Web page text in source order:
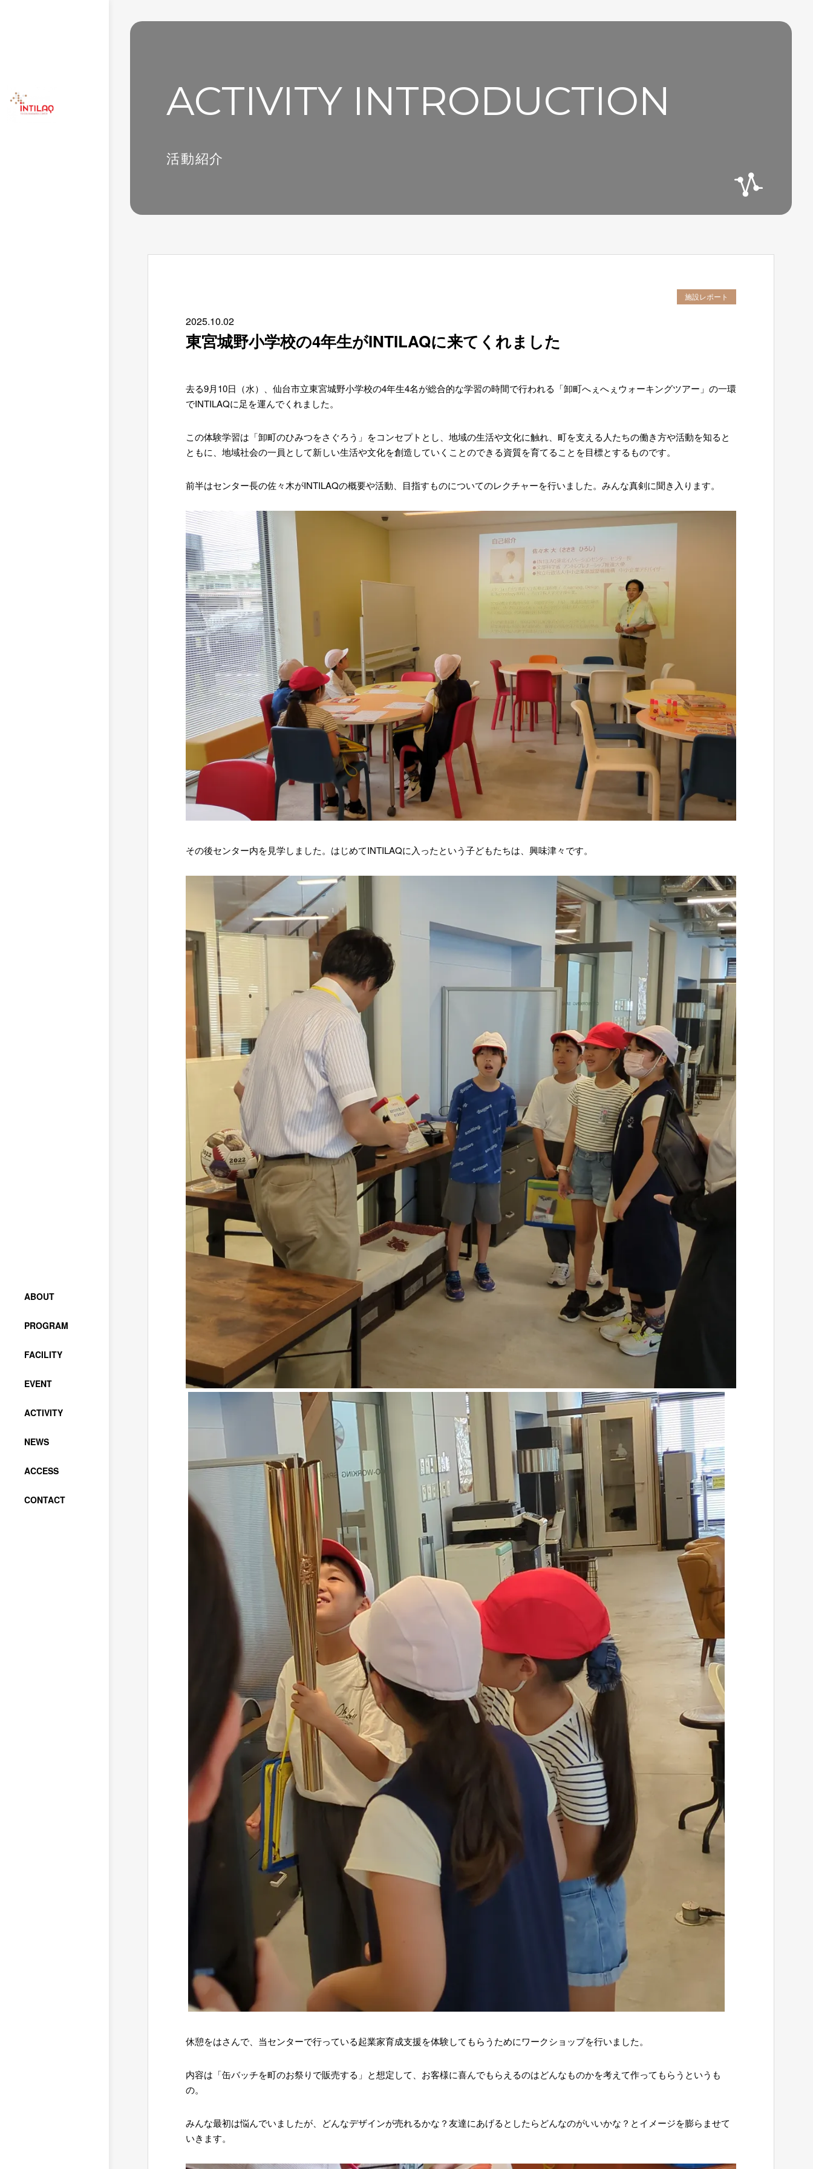
ABOUT
PROGRAM
FACILITY
EVENT
ACTIVITY
NEWS
ACCESS
CONTACT
ACTIVITY INTRODUCTION
活動紹介
施設レポート
2025.10.02
東宮城野小学校の4年生がINTILAQに来てくれました
去る9月10日（水）、仙台市立東宮城野小学校の4年生4名が総合的な学習の時間で行われる「卸町へぇへぇウォーキングツアー」の一環
でINTILAQに足を運んでくれました。
この体験学習は「卸町のひみつをさぐろう」をコンセプトとし、地域の生活や文化に触れ、町を支える人たちの働き方や活動を知ると
ともに、地域社会の一員として新しい生活や文化を創造していくことのできる資質を育てることを目標とするものです。
前半はセンター長の佐々木がINTILAQの概要や活動、目指すものについてのレクチャーを行いました。みんな真剣に聞き入ります。
その後センター内を見学しました。はじめてINTILAQに入ったという子どもたちは、興味津々です。
休憩をはさんで、当センターで行っている起業家育成支援を体験してもらうためにワークショップを行いました。
内容は「缶バッチを町のお祭りで販売する」と想定して、お客様に喜んでもらえるのはどんなものかを考えて作ってもらうというも
の。
みんな最初は悩んでいましたが、どんなデザインが売れるかな？友達にあげるとしたらどんなのがいいかな？とイメージを膨らませて
いきます。